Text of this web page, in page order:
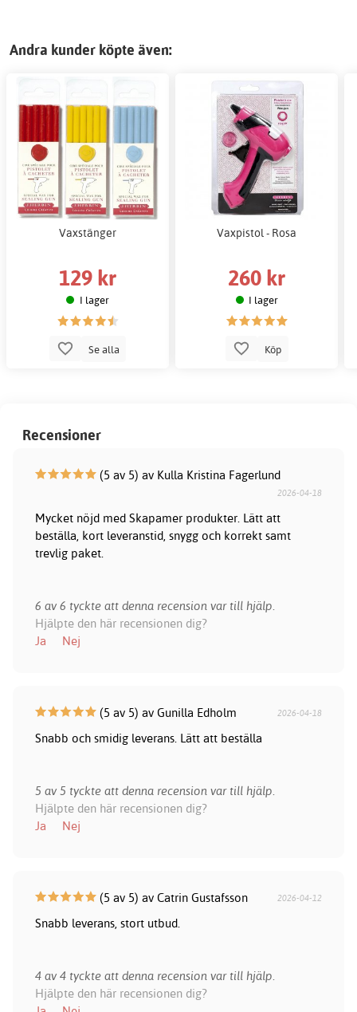
Andra kunder köpte även:
Vaxstänger
129 kr
I lager
Se alla
Vaxpistol - Rosa
260 kr
I lager
Köp
Recensioner
(5 av 5) av Kulla Kristina Fagerlund
2026-04-18
Mycket nöjd med Skapamer produkter. Lätt att
beställa, kort leveranstid, snygg och korrekt samt
trevlig paket.
6 av 6 tyckte att denna recension var till hjälp.
Hjälpte den här recensionen dig?
Ja
Nej
(5 av 5) av Gunilla Edholm 2026-04-18
Snabb och smidig leverans. Lätt att beställa
5 av 5 tyckte att denna recension var till hjälp.
Hjälpte den här recensionen dig?
Ja
Nej
(5 av 5) av Catrin Gustafsson 2026-04-12
Snabb leverans, stort utbud.
4 av 4 tyckte att denna recension var till hjälp.
Hjälpte den här recensionen dig?